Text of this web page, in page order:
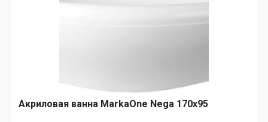
Акриловая ванна MarkaOne Nega 170х95